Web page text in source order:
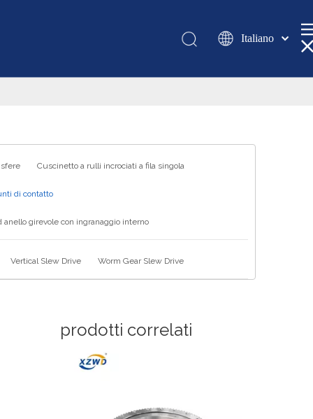
Italiano
românesc
Pусский
العربية
Cuscinetto a rulli incrociati a fila singola
di contatto
anello girevole con ingranaggio interno
Vertical Slew Drive Worm Gear Slew Drive
prodotti correlati